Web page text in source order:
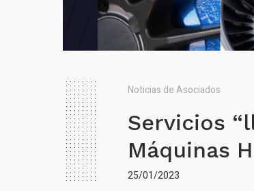
Noticias de Asociados
Servicios
Máquinas
25/01/2023